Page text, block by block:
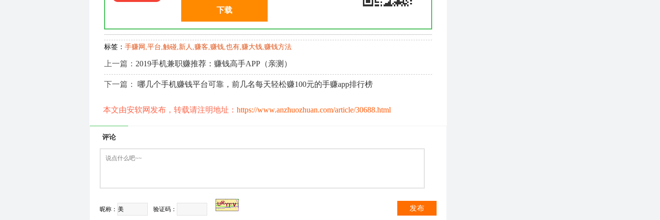
下载
标签： 手赚网,平台,触碰,新人,赚客,赚钱,也有,赚大钱,赚钱方法
上一篇： 2019手机兼职赚推荐：赚钱高手APP（亲测）
下一篇： 哪几个手机赚钱平台可靠，前几名每天轻松赚100元的手赚app排行榜
本文由安软网发布，转载请注明地址： https://www.anzhuozhuan.com/article/30688.html
评论
昵称： 验证码： 发布